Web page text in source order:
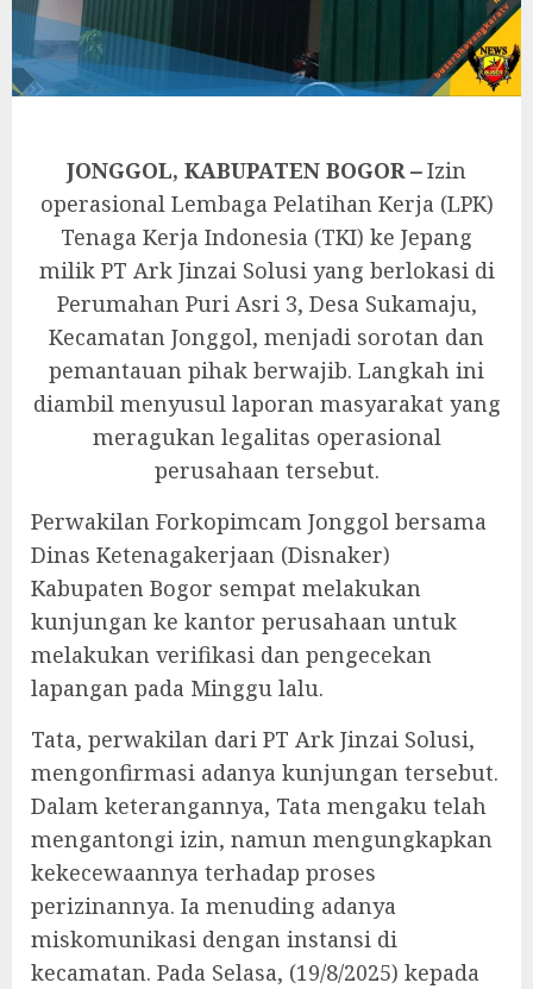
JONGGOL, KABUPATEN BOGOR –Izin
operasional Lembaga Pelatihan Kerja (LPK)
Tenaga Kerja Indonesia (TKI) ke Jepang
milik PT Ark Jinzai Solusi yang berlokasi di
Perumahan Puri Asri 3, Desa Sukamaju,
Kecamatan Jonggol, menjadi sorotan dan
pemantauan pihak berwajib. Langkah ini
diambil menyusul laporan masyarakat yang
meragukan legalitas operasional
perusahaan tersebut.
‎Perwakilan Forkopimcam Jonggol bersama
Dinas Ketenagakerjaan (Disnaker)
Kabupaten Bogor sempat melakukan
kunjungan ke kantor perusahaan untuk
melakukan verifikasi dan pengecekan
lapangan pada Minggu lalu.
‎Tata, perwakilan dari PT Ark Jinzai Solusi,
mengonfirmasi adanya kunjungan tersebut.
Dalam keterangannya, Tata mengaku telah
mengantongi izin, namun mengungkapkan
kekecewaannya terhadap proses
perizinannya. Ia menuding adanya
miskomunikasi dengan instansi di
kecamatan. Pada Selasa, (19/8/2025) kepada